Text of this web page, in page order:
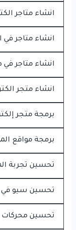
انشاء متاجر
انشاء متاجر في
انشاء متاجر
انشاء متجر
برمجة متجر
برمجة مواقع
تحسين تجربة
تحسين سيو في
تحسين محركات